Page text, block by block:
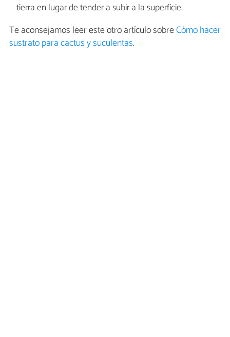
tierra en lugar de tender a subir a la superficie.
Te aconsejamos leer este otro artículo sobreCómo hacer
sustrato para cactus y suculentas.